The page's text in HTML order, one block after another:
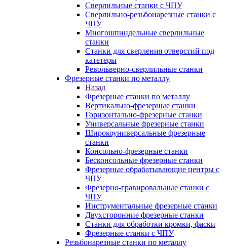
Сверлильные станки с ЧПУ
Сверлильно-резьбонарезные станки с
ЧПУ
Многошпиндельные сверлильные
станки
Станки для сверления отверстий под
катетеры
Револьверно-сверлильные станки
Фрезерные станки по металлу
Назад
Фрезерные станки по металлу
Вертикально-фрезерные станки
Горизонтально-фрезерные станки
Универсальные фрезерные станки
Широкоуниверсальные фрезерные
станки
Консольно-фрезерные станки
Бесконсольные фрезерные станки
Фрезерные обрабатывающие центры с
ЧПУ
Фрезерно-гравировальные станки с
ЧПУ
Инструментальные фрезерные станки
Двухсторонние фрезерные станки
Станки для обработки кромки, фаски
Фрезерные станки с ЧПУ
Резьбонарезные станки по металлу